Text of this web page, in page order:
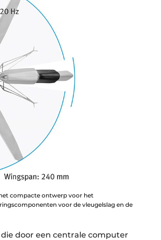
compacte ontwerp voor het
voor de vleugelslag en de
door een centrale computer